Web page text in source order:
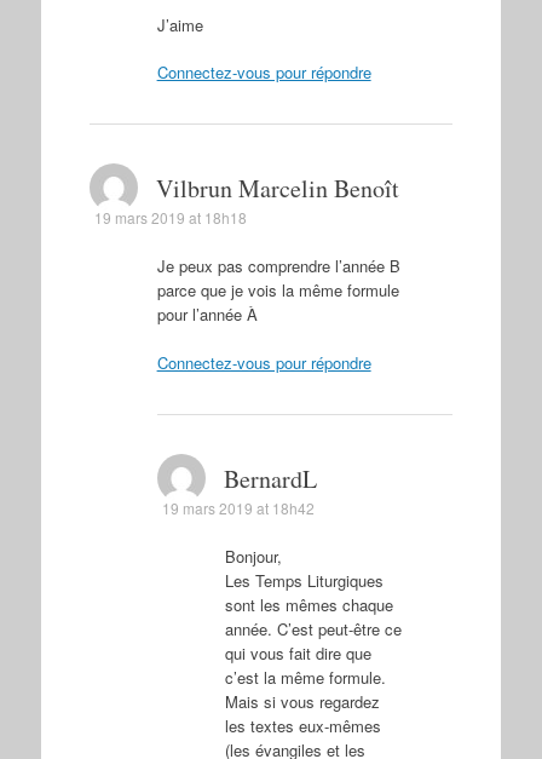
J’aime
Connectez-vous pour répondre
Vilbrun Marcelin Benoît
19 mars 2019 at 18h18
Je peux pas comprendre l’année B
parce que je vois la même formule
pour l’année À
Connectez-vous pour répondre
BernardL
19 mars 2019 at 18h42
Bonjour,
Les Temps Liturgiques
sont les mêmes chaque
année. C’est peut-être ce
qui vous fait dire que
c’est la même formule.
Mais si vous regardez
les textes eux-mêmes
(les évangiles et les